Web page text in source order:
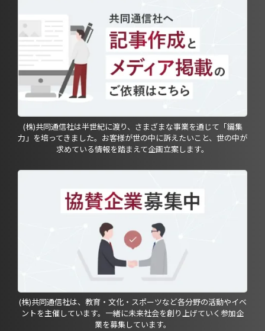
(株)共同通信社は半世紀に渡り、さまざまな事業を通じて「編集
力」を培ってきました。お客様が世の中に訴えたいこと、世の中が
求めている情報を踏まえて企画立案します。
(株)共同通信社は、教育・文化・スポーツなど各分野の活動やイベ
ントを主催しています。一緒に未来社会を創り上げていく参加企
業を募集しています。